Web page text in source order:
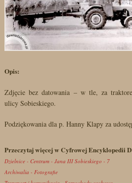
Opis:
Zdjęcie bez datowania – w tle, za
ulicy Sobieskiego.
Podziękowania dla p. Hanny Klapy za
Przeczytaj więcej w Cyfrowej Encyklopedii
Dzielnice - Centrum - Jana III Sobieskiego - 7
Archiwalia - Fotografie